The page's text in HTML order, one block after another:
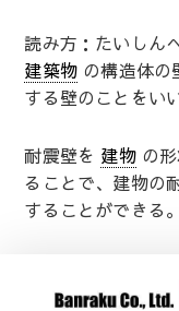
読み方：たいしん
建築物 の構造体の
する壁のことをい
耐震壁を 建物の形
ることで、建物の
することができる。